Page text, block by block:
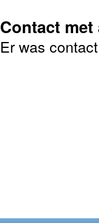
Contact met
Er was